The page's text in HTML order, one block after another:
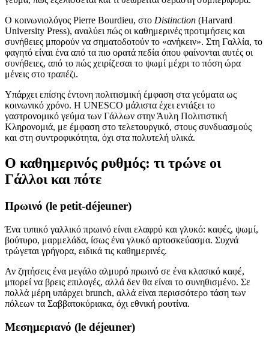
Ο κοινωνιολόγος Pierre Bourdieu, στο Distinction (Harvard
University Press), αναλύει πώς οι καθημερινές προτιμήσεις και
συνήθειες μπορούν να σηματοδοτούν το «ανήκειν». Στη Γαλλία, το
φαγητό είναι ένα από τα πιο ορατά πεδία όπου φαίνονται αυτές οι
συνήθειες, από το πώς χειρίζεσαι το ψωμί μέχρι το πόση ώρα
μένεις στο τραπέζι.
Υπάρχει επίσης έντονη πολιτισμική έμφαση στα γεύματα ως
κοινωνικό χρόνο. Η UNESCO μάλιστα έχει εντάξει το
γαστρονομικό γεύμα των Γάλλων στην Άυλη Πολιτιστική
Κληρονομιά, με έμφαση στο τελετουργικό, στους συνδυασμούς
και στη συντροφικότητα, όχι στα πολυτελή υλικά.
Ο καθημερινός ρυθμός: τι τρώνε οι
Γάλλοι και πότε
Πρωινό (le petit-déjeuner)
Ένα τυπικό γαλλικό πρωινό είναι ελαφρύ και γλυκό: καφές, ψωμί,
βούτυρο, μαρμελάδα, ίσως ένα γλυκό αρτοσκεύασμα. Συχνά
τρώγεται γρήγορα, ειδικά τις καθημερινές.
Αν ζητήσεις ένα μεγάλο αλμυρό πρωινό σε ένα κλασικό καφέ,
μπορεί να βρεις επιλογές, αλλά δεν θα είναι το συνηθισμένο. Σε
πολλά μέρη υπάρχει brunch, αλλά είναι περισσότερο τάση των
πόλεων τα Σαββατοκύριακα, όχι εθνική ρουτίνα.
Μεσημεριανό (le déjeuner)